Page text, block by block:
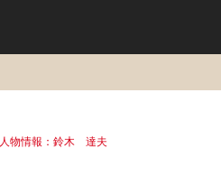
人物情報：鈴木 達夫